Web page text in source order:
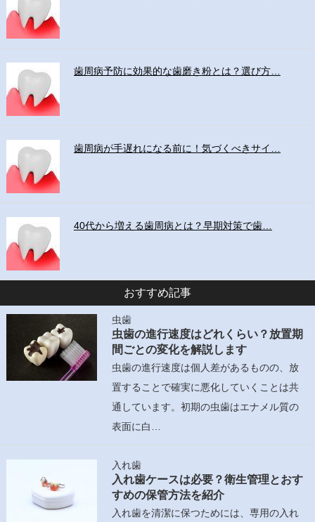
歯周病予防に効果的な歯磨き粉とは？選び方…
歯周病が手遅れになる前に！気づくべきサイ…
40代から増える歯周病とは？早期対策で歯…
おすすめ記事
虫歯
虫歯の進行速度はどれくらい？放置期
間ごとの変化を解説します
虫歯の進行速度は個人差があるものの、放
置することで確実に悪化していくことは共
通しています。初期の虫歯はエナメル質の
表面に白…
入れ歯
入れ歯ケースは必要？衛生管理とおす
すめの保管方法を紹介
入れ歯を清潔に保つためには、専用の入れ